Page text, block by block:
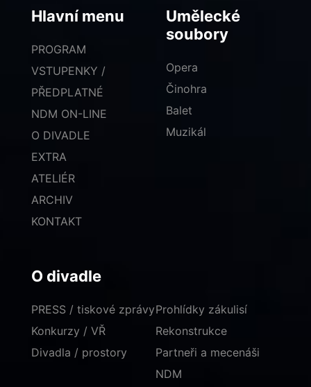
Hlavní menu
PROGRAM
VSTUPENKY /
PŘEDPLATNÉ
NDM ON-LINE
O DIVADLE
EXTRA
ATELIÉR
ARCHIV
KONTAKT
Umělecké
soubory
Opera
Činohra
Balet
Muzikál
O divadle
PRESS / tiskové zprávy
Konkurzy / VŘ
Divadla / prostory
Prohlídky zákulisí
Rekonstrukce
Partneři a mecenáši
NDM